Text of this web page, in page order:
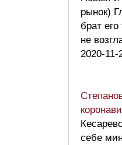
рынок)
брат его
не
2020-11-
себе